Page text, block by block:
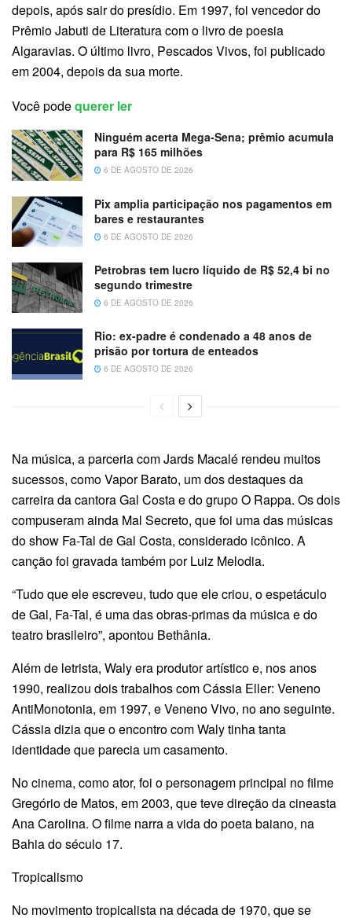
depois, após sair do presídio. Em 1997, foi vencedor do
Prêmio Jabuti de Literatura com o livro de poesia
Algaravias. O último livro, Pescados Vivos, foi publicado
em 2004, depois da sua morte.
Você podequerer ler
Ninguém acerta Mega-Sena; prêmio acumula
para R$ 165 milhões
6 DE AGOSTO DE 2026
Pix amplia participação nos pagamentos em
bares e restaurantes
6 DE AGOSTO DE 2026
Petrobras tem lucro líquido de R$ 52,4 bi no
segundo trimestre
6 DE AGOSTO DE 2026
Rio: ex-padre é condenado a 48 anos de
prisão por tortura de enteados
6 DE AGOSTO DE 2026
Na música, a parceria com Jards Macalé rendeu muitos
sucessos, como Vapor Barato, um dos destaques da
carreira da cantora Gal Costa e do grupo O Rappa. Os dois
compuseram ainda Mal Secreto, que foi uma das músicas
do show Fa-Tal de Gal Costa, considerado icônico. A
canção foi gravada também por Luiz Melodia.
“Tudo que ele escreveu, tudo que ele criou, o espetáculo
de Gal, Fa-Tal, é uma das obras-primas da música e do
teatro brasileiro”, apontou Bethânia.
Além de letrista, Waly era produtor artístico e, nos anos
1990, realizou dois trabalhos com Cássia Eller: Veneno
AntiMonotonia, em 1997, e Veneno Vivo, no ano seguinte.
Cássia dizia que o encontro com Waly tinha tanta
identidade que parecia um casamento.
No cinema, como ator, foi o personagem principal no filme
Gregório de Matos, em 2003, que teve direção da cineasta
Ana Carolina. O filme narra a vida do poeta baiano, na
Bahia do século 17.
Tropicalismo
No movimento tropicalista na década de 1970, que se